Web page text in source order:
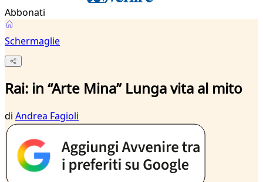
Abbonati
Schermaglie
Rai: in “Arte Mina” Lunga vita al mito
di Andrea Fagioli